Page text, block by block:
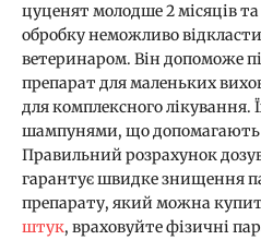
цуценят молодше 2 місяців
обробку неможливо
ветеринаром. Він допоможе
препарат для маленьких
для комплексного лікування.
шампунями, що допомагають
Правильний розрахунок
гарантує швидке знищення
препарату, який можна
штук, враховуйте фізичні